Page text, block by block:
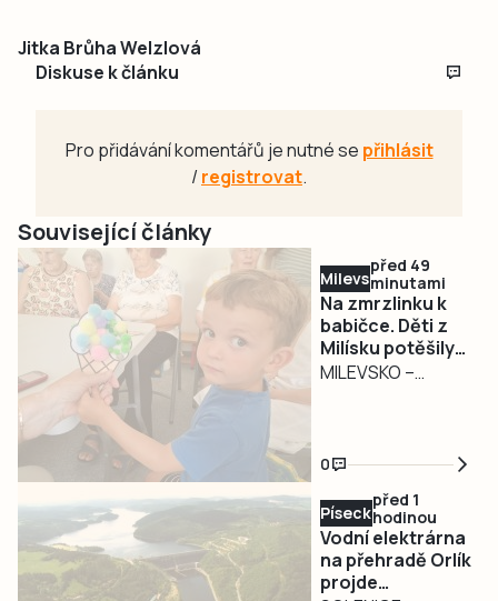
Jitka Brůha Welzlová
Diskuse k článku
Pro přidávání komentářů je nutné se přihlásit
/registrovat.
Související články
Milevsko
před 49
minutami
Na zmrzlinku k
babičce. Děti z
Milísku potěšily
seniory
MILEVSKO –
povídání o životě.
Tak vypadalo
středeční
dopoledne 5.
srpna v Domově s
pečovatelskou
0
Písecko
před 1
hodinou
Vodní elektrárna
na přehradě Orlík
projde